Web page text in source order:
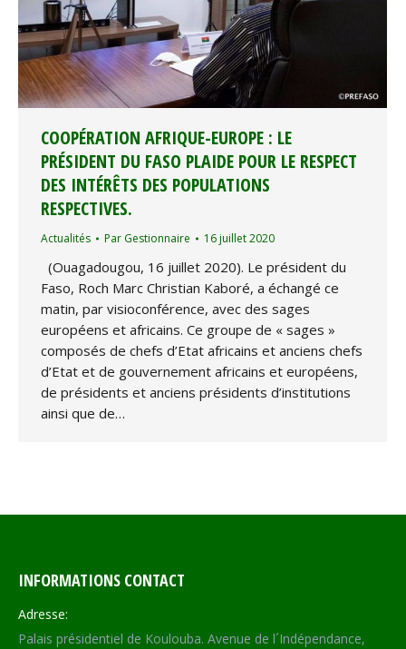
COOPÉRATION AFRIQUE-EUROPE : LE
PRÉSIDENT DU FASO PLAIDE POUR LE RESPECT
DES INTÉRÊTS DES POPULATIONS
RESPECTIVES.
Actualités Par Gestionnaire 16 juillet 2020
(Ouagadougou, 16 juillet 2020). Le président du
Faso, Roch Marc Christian Kaboré, a échangé ce
matin, par visioconférence, avec des sages
européens et africains. Ce groupe de « sages »
composés de chefs d’Etat africains et anciens chefs
d’Etat et de gouvernement africains et européens,
de présidents et anciens présidents d’institutions
ainsi que de…
INFORMATIONS CONTACT
Adresse:
Palais présidentiel de Koulouba. Avenue de l´Indépendance,